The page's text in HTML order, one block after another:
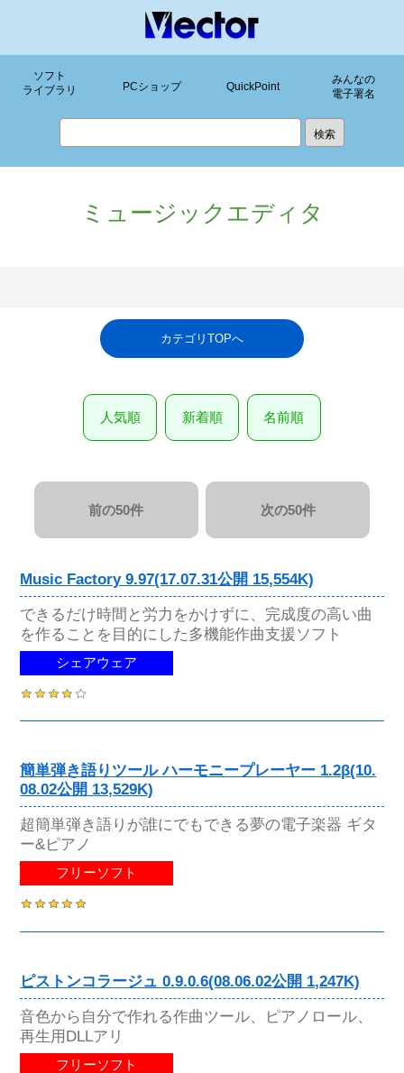
ソフト
ライブラリ
PCショップ QuickPoint
みんなの
電子署名
ミュージックエディタ
カテゴリTOPへ
人気順 新着順 名前順
前の50件 次の50件
Music Factory 9.97(17.07.31公開 15,554K)
できるだけ時間と労力をかけずに、完成度の高い曲
を作ることを目的にした多機能作曲支援ソフト
シェアウェア
簡単弾き語りツール ハーモニープレーヤー 1.2β(10.
08.02公開 13,529K)
超簡単弾き語りが誰にでもできる夢の電子楽器 ギタ
ー&ピアノ
フリーソフト
ピストンコラージュ 0.9.0.6(08.06.02公開 1,247K)
音色から自分で作れる作曲ツール、ピアノロール、
再生用DLLアリ
フリーソフト